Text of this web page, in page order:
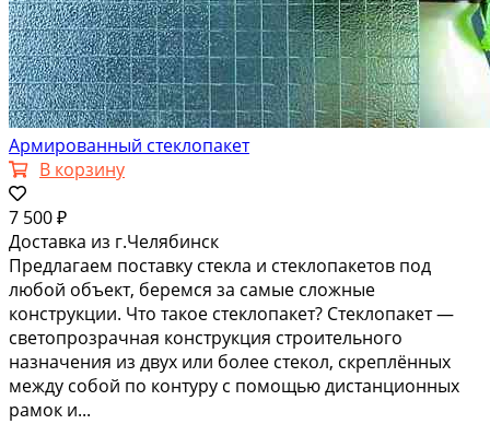
Армированный стеклопакет
В корзину
7 500 ₽
Доставка из г.Челябинск
Предлагаем поставку стекла и стеклопакетов под
любой объект, беремся за самые сложные
конструкции. Что такое стеклопакет? Стеклопакет —
светопрозрачная конструкция строительного
назначения из двух или более стекол, скреплённых
между собой по контуру с помощью дистанционных
рамок и...